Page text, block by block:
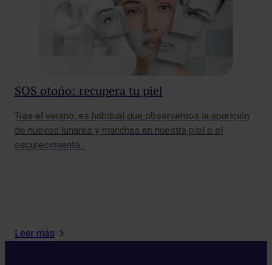
SOS otoño: recupera tu piel
Tras el verano, es habitual que observemos la aparición
de nuevos lunares y manchas en nuestra piel o el
oscurecimiento…
Leer más